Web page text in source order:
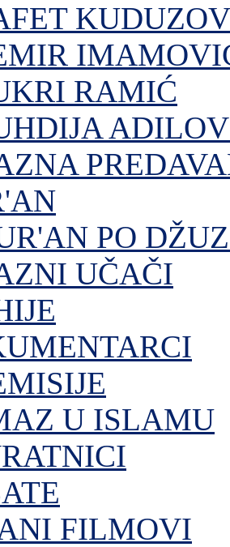
RAMIĆ
PO
UČAČI
U ISLAMU
FILMOVI